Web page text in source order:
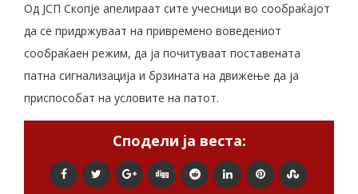
Од ЈСП Скопје апелираат сите учесници во сообраќајот
да се придржуваат на привремено воведениот
сообраќаен режим, да ја почитуваат поставената
патна сигнализација и брзината на движење да ја
приспособат на условите на патот.
Сподели ја веста: